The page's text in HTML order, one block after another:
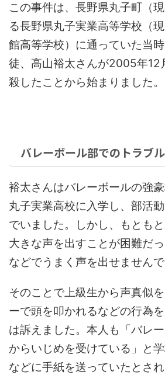
この事件は、長野県丸子町（
る長野県丸子実業高等学校（
館高等学校）に通っていた当
徒、高山裕太さんが2005年12
殺したことから始まりました。
バレーボール部でのトラブル
裕太さんはバレーボールの強
丸子実業高校に入学し、部活
でいました。しかし、もとも
大きな声を出すことが困難だ
などでうまく声を出せませんで
そのことで上級生から声真似
ーで頭を叩かれるなどの行為
は訴えました。本人も「バレ
からいじめを受けている」と
などに手紙を送っていたとされ